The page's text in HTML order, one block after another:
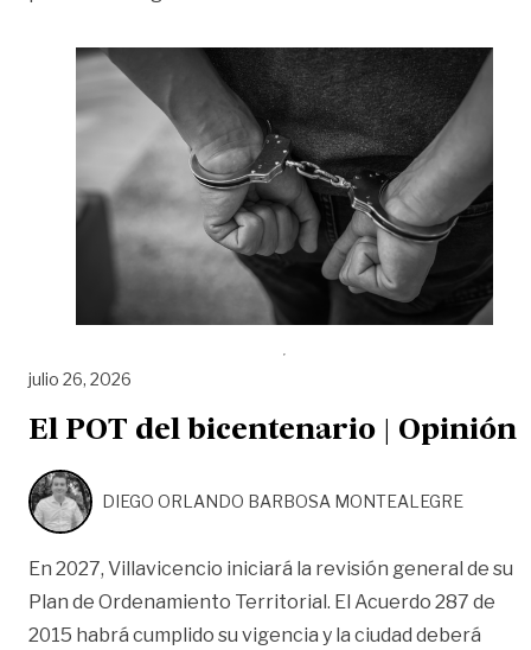
julio 26, 2026
El POT del bicentenario | Opinión
DIEGO ORLANDO BARBOSA MONTEALEGRE
En 2027, Villavicencio iniciará la revisión general de su
Plan de Ordenamiento Territorial. El Acuerdo 287 de
2015 habrá cumplido su vigencia y la ciudad deberá